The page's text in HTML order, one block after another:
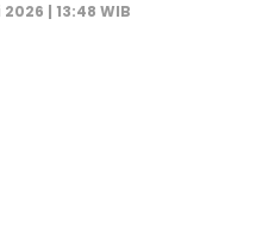
2026 | 13:48 WIB